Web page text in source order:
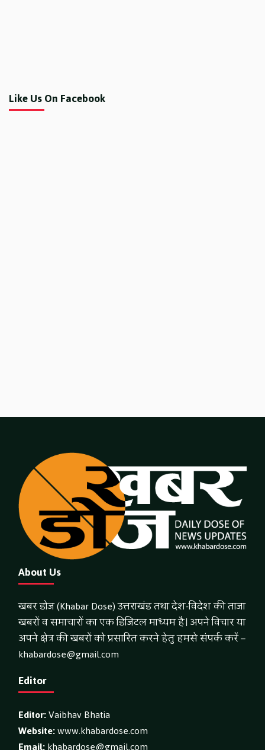
Like Us On Facebook
About Us
खबर डोज (Khabar Dose) उत्तराखंड तथा देश-विदेश की ताजा
खबरों व समाचारों का एक डिजिटल माध्यम है। अपने विचार या
अपने क्षेत्र की खबरों को प्रसारित करने हेतु हमसे संपर्क करें –
khabardose@gmail.com
Editor
Editor:Vaibhav Bhatia
Website:www.khabardose.com